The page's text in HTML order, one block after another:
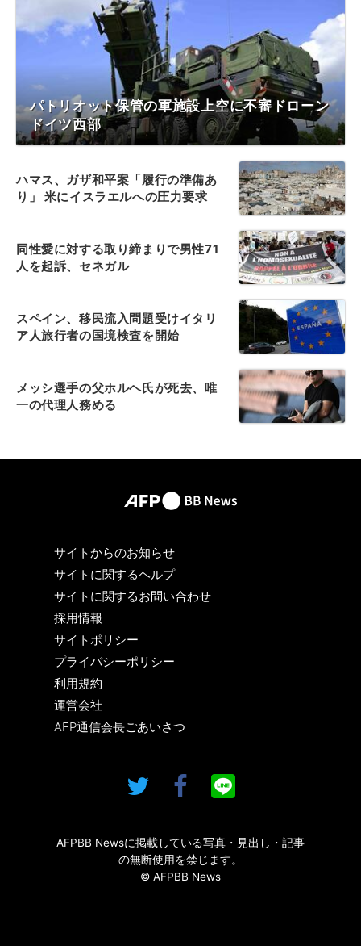
パトリオット保管の軍施設上空に不審ドローン
ドイツ西部
ハマス、ガザ和平案「履行の準備あ
り」 米にイスラエルへの圧力要求
同性愛に対する取り締まりで男性71
人を起訴、セネガル
スペイン、移民流入問題受けイタリ
ア人旅行者の国境検査を開始
メッシ選手の父ホルヘ氏が死去、唯
一の代理人務める
サイトからのお知らせ
サイトに関するヘルプ
サイトに関するお問い合わせ
採用情報
サイトポリシー
プライバシーポリシー
利用規約
運営会社
AFP通信会長ごあいさつ
AFPBB Newsに掲載している写真・見出し・記事
の無断使用を禁じます。
© AFPBB News